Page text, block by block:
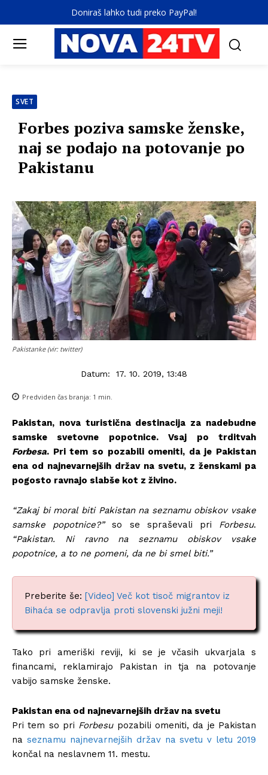
Doniraš lahko tudi preko PayPal!
SVET
Forbes poziva samske ženske,
naj se podajo na potovanje po
Pakistanu
Pakistanke (vir: twitter)
Datum: 17. 10. 2019, 13:48
Predviden čas branja: 1 min.
Pakistan, nova turistična destinacija za nadebudne
samske svetovne popotnice. Vsaj po trditvah
Forbesa. Pri tem so pozabili omeniti, da je Pakistan
ena od najnevarnejših držav na svetu, z ženskami pa
pogosto ravnajo slabše kot z živino.
“Zakaj bi moral biti Pakistan na seznamu obiskov vsake
samske popotnice?”so se spraševali pri Forbesu.
“Pakistan. Ni ravno na seznamu obiskov vsake
popotnice, a to ne pomeni, da ne bi smel biti.”
Preberite še: [Video] Več kot tisoč migrantov iz
Bihaća se odpravlja proti slovenski južni meji!
Tako pri ameriški reviji, ki se je včasih ukvarjala s
financami, reklamirajo Pakistan in tja na potovanje
vabijo samske ženske.
Pakistan ena od najnevarnejših držav na svetu
Pri tem so pri Forbesupozabili omeniti, da je Pakistan
na seznamu najnevarnejših držav na svetu v letu 2019
končal na neslavnem 11. mestu.